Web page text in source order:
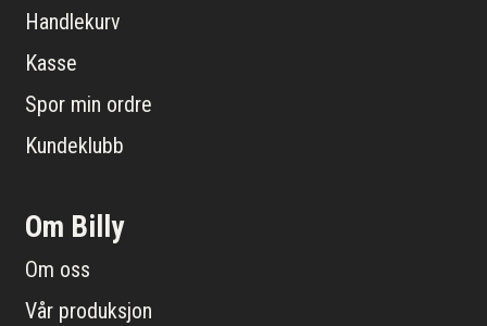
Handlekurv
Kasse
Spor min ordre
Kundeklubb
Om Billy
Om oss
Vår produksjon